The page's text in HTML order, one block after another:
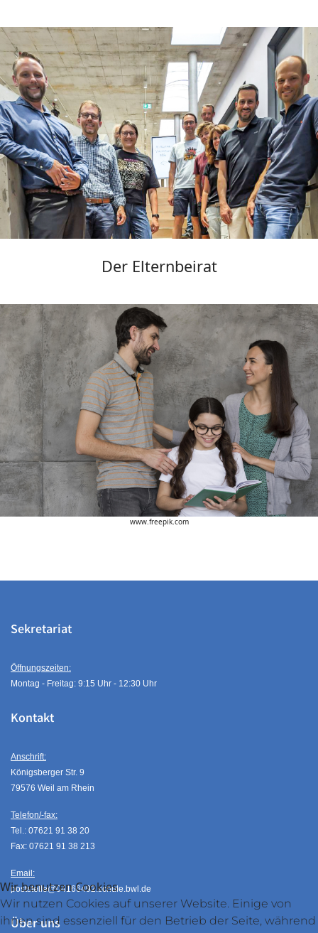
Der Elternbeirat
www.freepik.com
Sekretariat
Öffnungszeiten:
Montag - Freitag: 9:15 Uhr - 12:30 Uhr
Kontakt
Anschrift:
Königsberger Str. 9
79576 Weil am Rhein
Telefon/-fax:
Tel.: 07621 91 38 20
Fax: 07621 91 38 213
Email:
poststelle@04166492.schule.bwl.de
Über uns
Wir benutzen Cookies
Wir nutzen Cookies auf unserer Website. Einige von
ihnen sind essenziell für den Betrieb der Seite, während